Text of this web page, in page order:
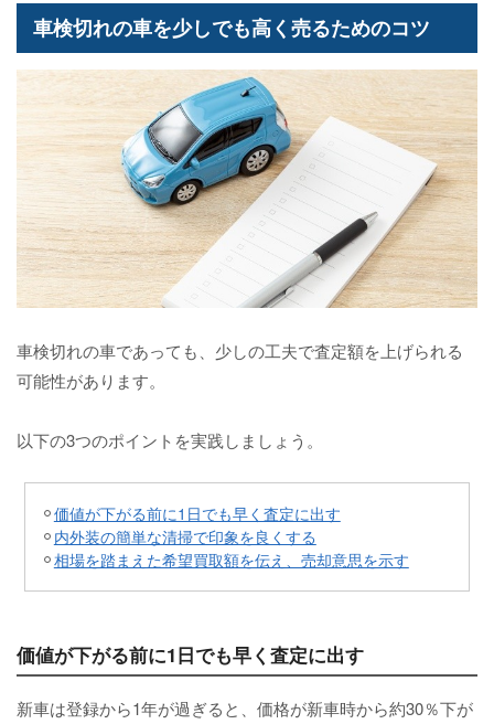
車検切れの車を少しでも高く売るためのコツ
車検切れの車であっても、少しの工夫で査定額を上げられる
可能性があります。
以下の3つのポイントを実践しましょう。
価値が下がる前に1日でも早く査定に出す
内外装の簡単な清掃で印象を良くする
相場を踏まえた希望買取額を伝え、売却意思を示す
価値が下がる前に1日でも早く査定に出す
新車は登録から1年が過ぎると、価格が新車時から約30％下が